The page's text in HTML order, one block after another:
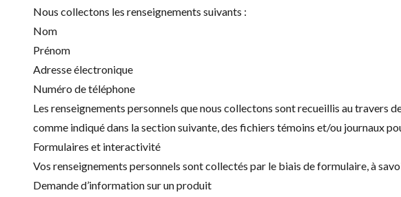
Nous collectons les renseignements suivants :
Nom
Prénom
Adresse électronique
Numéro de téléphone
Les renseignements personnels que nous collectons sont recueillis au
comme indiqué dans la section suivante, des fichiers témoins et/ou journaux
Formulaires et interactivité
Vos renseignements personnels sont collectés par le biais de formulaire, à
Demande d’information sur un produit